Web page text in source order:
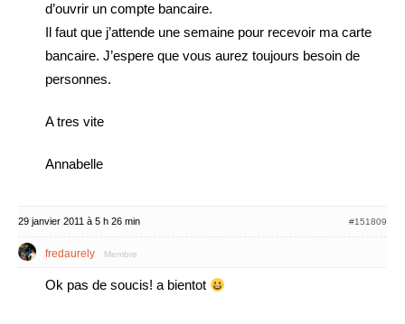
d’ouvrir un compte bancaire.
Il faut que j’attende une semaine pour recevoir ma carte
bancaire. J’espere que vous aurez toujours besoin de
personnes.
A tres vite
Annabelle
29 janvier 2011 à 5 h 26 min #151809
fredaurely Membre
Ok pas de soucis! a bientot